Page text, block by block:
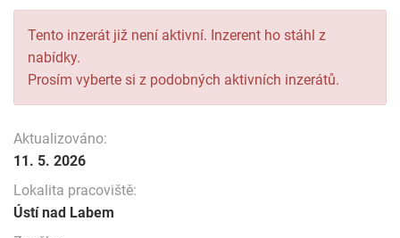
Tento inzerát již není aktivní. Inzerent ho stáhl z
nabídky.
Prosím vyberte si z podobných aktivních inzerátů.
Aktualizováno:
11. 5. 2026
Lokalita pracoviště:
Ústí nad Labem